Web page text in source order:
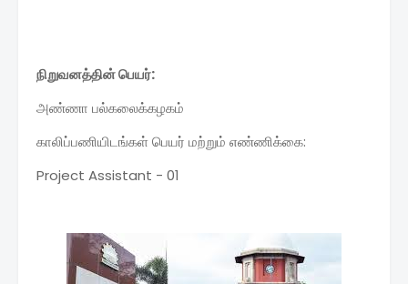
நிறுவனத்தின் பெயர்:
அண்ணா பல்கலைக்கழகம்
காலிப்பணியிடங்கள் பெயர் மற்றும் எண்ணிக்கை:
Project Assistant - 01